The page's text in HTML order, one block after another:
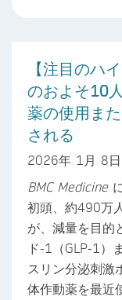
【注目のハ
のおよそ10
薬の使用ま
される
2026年 1月 8日
BMC Medicine
初頭、約490万
が、減量を目的
ド-1（GLP-1）
スリン分泌刺激
体作動薬を最近